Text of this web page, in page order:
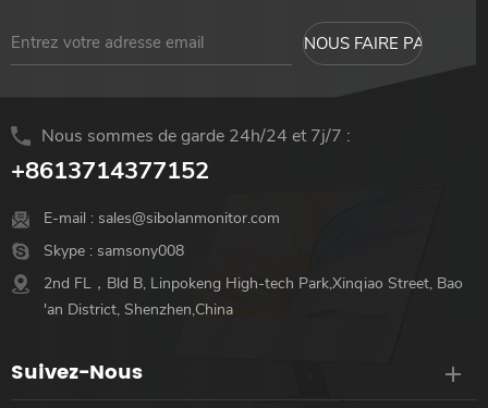
Nous sommes de garde 24h/24 et 7j/7 :
+8613714377152
E-mail : sales@sibolanmonitor.com
Skype : samsony008
2nd FL，Bld B, Linpokeng High-tech Park,Xinqiao Street, Bao
'an District, Shenzhen,China
Suivez-Nous